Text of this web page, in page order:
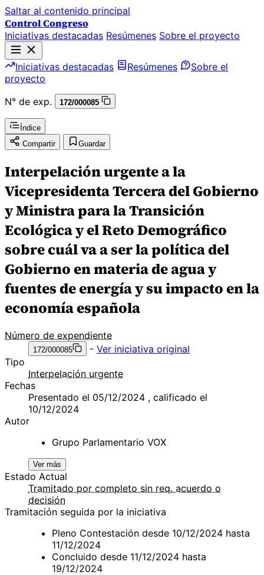
Saltar al contenido principal
Control Congreso
Iniciativas destacadas Resúmenes Sobre el proyecto
Iniciativas destacadas Resúmenes
Sobre el
proyecto
N° de exp.
172/000085
Índice
Compartir
Guardar
Interpelación urgente a la
Vicepresidenta Tercera del Gobierno
y Ministra para la Transición
Ecológica y el Reto Demográfico
sobre cuál va a ser la política del
Gobierno en materia de agua y
fuentes de energía y su impacto en la
economía española
Número de expendiente
172/000085 - Ver iniciativa original
Tipo
Interpelación urgente
Fechas
Presentado el 05/12/2024 , calificado el
10/12/2024
Autor
Grupo Parlamentario VOX
Ver más
Estado Actual
Tramitado por completo sin req. acuerdo o
decisión
Tramitación seguida por la iniciativa
Pleno Contestación desde 10/12/2024 hasta
11/12/2024
Concluido desde 11/12/2024 hasta
19/12/2024